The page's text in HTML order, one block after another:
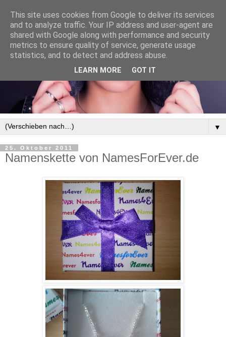
▼
25. Oktober 2011
Namenskette von NamesForEver.de
This site uses cookies from Google to deliver its services
and to analyze traffic. Your IP address and user-agent are
shared with Google along with performance and security
metrics to ensure quality of service, generate usage
statistics, and to detect and address abuse.
LEARN MORE GOT IT